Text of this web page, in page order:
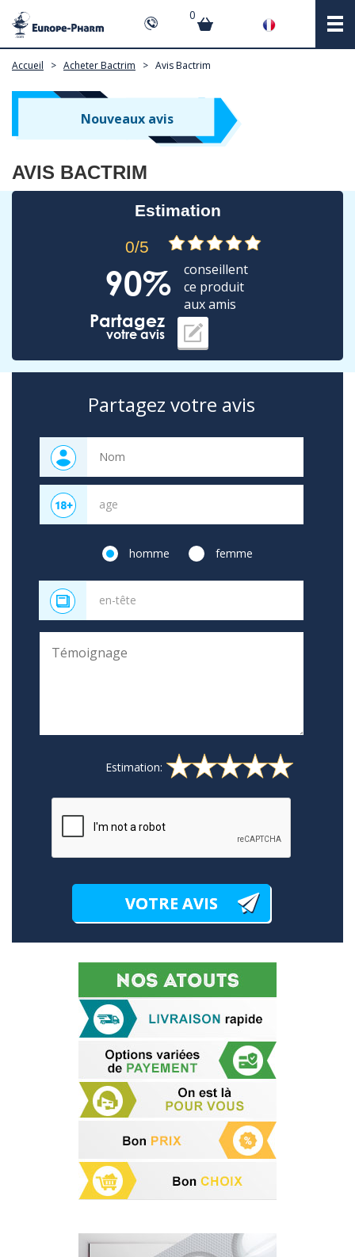
0
Accueil > Acheter Bactrim > Avis Bactrim
Nouveaux avis
AVIS BACTRIM
Estimation
0/5
90%
conseillent
ce produit
aux amis
Partagez
votre avis
Partagez votre avis
homme femme
Estimation: